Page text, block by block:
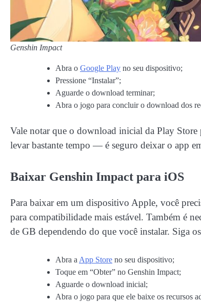
Genshin Impact
Abra o Google Play no seu dispositivo;
Pressione “Instalar”;
Aguarde o download terminar;
Abra o jogo para concluir o download dos
Vale notar que o download inicial da Play
levar bastante tempo — é seguro deixar o app
Baixar Genshin Impact para iOS
Para baixar em um dispositivo Apple, você
para compatibilidade mais estável. Também é
de GB dependendo do que você instalar. Siga
Abra a App Store no seu dispositivo;
Toque em “Obter” no Genshin Impact;
Aguarde o download inicial;
Abra o jogo para que ele baixe os recursos